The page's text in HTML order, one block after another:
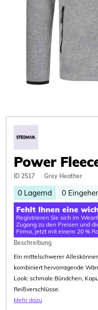
Power
ID 2517 Grey Heather
0 Lagernd 0
Fehlt Ihnen eine
Registrieren Sie sich im
Zugang zu den Preisen und
Firma, jetzt mit einem 20 %
Beschreibung
Ein mittelschwerer
kombiniert hervorragende
Look: schmale Bündchen,
Reißverschlüsse.
Mehr dazu